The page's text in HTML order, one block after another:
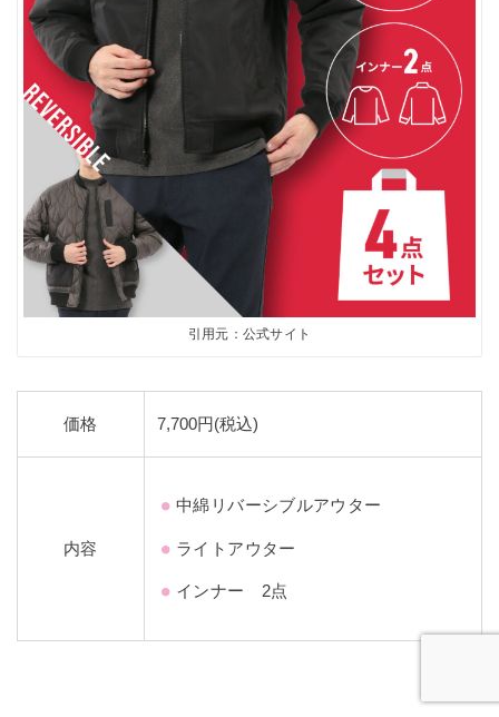
引用元：公式サイト
価格 7,700円(税込)
内容
中綿リバーシブルアウター
ライトアウター
インナー 2点